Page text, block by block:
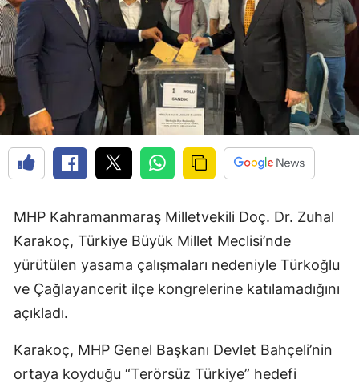
MHP Kahramanmaraş Milletvekili Doç. Dr. Zuhal
Karakoç, Türkiye Büyük Millet Meclisi’nde
yürütülen yasama çalışmaları nedeniyle Türkoğlu
ve Çağlayancerit ilçe kongrelerine katılamadığını
açıkladı.
Karakoç, MHP Genel Başkanı Devlet Bahçeli’nin
ortaya koyduğu “Terörsüz Türkiye” hedefi